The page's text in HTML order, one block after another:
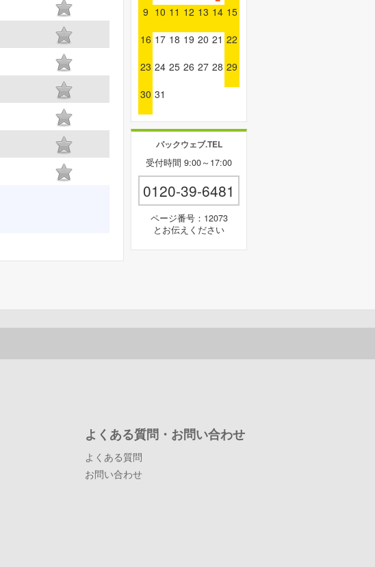
9 10 11 12 13 14 15
16 17 18 19 20 21 22
23 24 25 26 27 28 29
30 31
パックウェブ.TEL
受付時間 9:00～17:00
0120-39-6481
ページ番号：12073
とお伝えください
よくある質問・お問い合わせ
よくある質問
お問い合わせ